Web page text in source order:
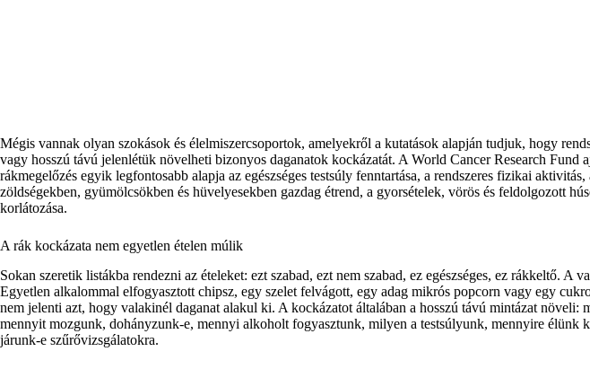
Mégis vannak olyan szokások és élelmiszercsoportok, amelyekről a kutatások alapján tudjuk, hogy
vagy hosszú távú jelenlétük növelheti bizonyos daganatok kockázatát. A World Cancer Research Fund
rákmegelőzés egyik legfontosabb alapja az egészséges testsúly fenntartása, a rendszeres fizikai
zöldségekben, gyümölcsökben és hüvelyesekben gazdag étrend, a gyorsételek, vörös és feldolgozott
korlátozása.
A rák kockázata nem egyetlen ételen múlik
Sokan szeretik listákba rendezni az ételeket: ezt szabad, ezt nem szabad, ez egészséges, ez rákkeltő. A
Egyetlen alkalommal elfogyasztott chipsz, egy szelet felvágott, egy adag mikrós popcorn vagy egy
nem jelenti azt, hogy valakinél daganat alakul ki. A kockázatot általában a hosszú távú mintázat növeli:
mennyit mozgunk, dohányzunk-e, mennyi alkoholt fogyasztunk, milyen a testsúlyunk, mennyire élünk
járunk-e szűrővizsgálatokra.